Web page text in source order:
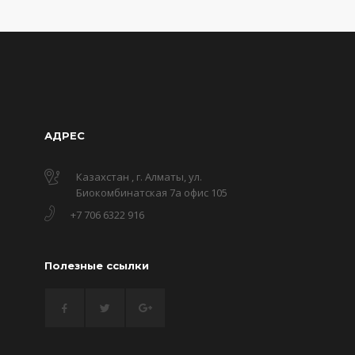
АДРЕС
Казахстан , г. Алматы, ул.
Биокомбинатская 7а офис 105
+7 706 6322 916
Полезные ссылки